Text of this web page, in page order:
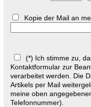
Kopie der Mail an
(*) Ich stimme zu,
Kontaktformular zur
verarbeitet werden. Die
Artikels per Mail
meine oben
Telefonnummer).